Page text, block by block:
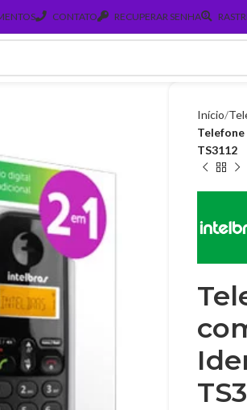
CONTATO RECUPERAR SENHA
Início
Telefone
TS3112